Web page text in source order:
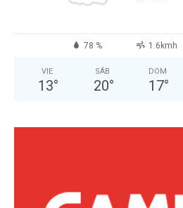
78 % 1.6kmh
VIE
13°
SÁB
20°
DOM
17°